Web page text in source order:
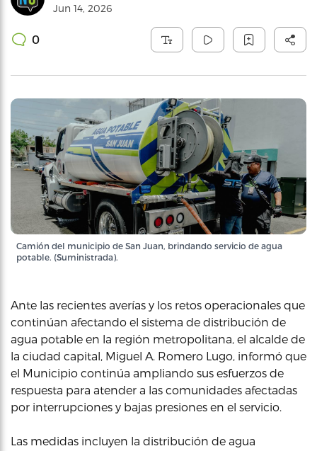
Jun 14, 2026
0
Camión del municipio de San Juan, brindando servicio de agua
potable. (Suministrada).
Ante las recientes averías y los retos operacionales que
continúan afectando el sistema de distribución de
agua potable en la región metropolitana, el alcalde de
la ciudad capital, Miguel A. Romero Lugo, informó que
el Municipio continúa ampliando sus esfuerzos de
respuesta para atender a las comunidades afectadas
por interrupciones y bajas presiones en el servicio.
Las medidas incluyen la distribución de agua